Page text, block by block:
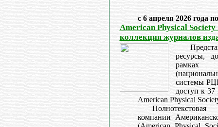
с 6 апреля 2026 года
American Physical
коллекция журналов
ресурсы,
рамках
системы
доступ к
American Physical
компании